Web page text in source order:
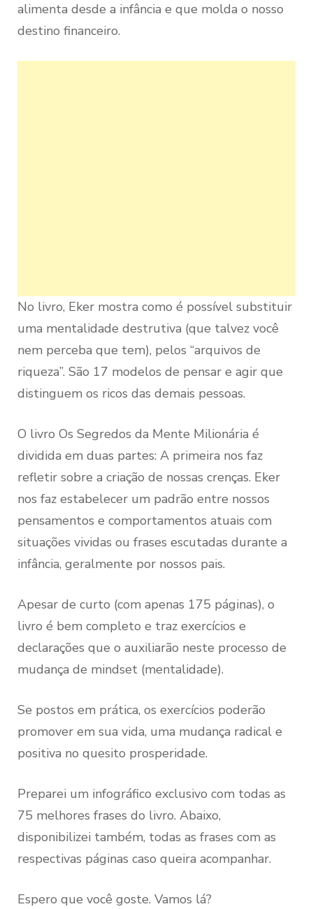
alimenta desde a infância e que molda o nosso
destino financeiro.
No livro, Eker mostra como é possível substituir
uma mentalidade destrutiva (que talvez você
nem perceba que tem), pelos “arquivos de
riqueza”. São 17 modelos de pensar e agir que
distinguem os ricos das demais pessoas.
O livro Os Segredos da Mente Milionária é
dividida em duas partes: A primeira nos faz
refletir sobre a criação de nossas crenças. Eker
nos faz estabelecer um padrão entre nossos
pensamentos e comportamentos atuais com
situações vividas ou frases escutadas durante a
infância, geralmente por nossos pais.
Apesar de curto (com apenas 175 páginas), o
livro é bem completo e traz exercícios e
declarações que o auxiliarão neste processo de
mudança de mindset (mentalidade).
Se postos em prática, os exercícios poderão
promover em sua vida, uma mudança radical e
positiva no quesito prosperidade.
Preparei um infográfico exclusivo com todas as
75 melhores frases do livro. Abaixo,
disponibilizei também, todas as frases com as
respectivas páginas caso queira acompanhar.
Espero que você goste. Vamos lá?